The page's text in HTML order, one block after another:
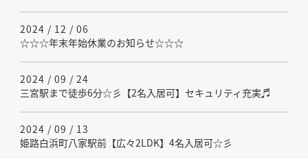
2024 / 12 / 06
☆☆☆年末年始休業のお知らせ☆☆☆
2024 / 09 / 24
三宮駅まで徒歩6分☆彡【2名入居可】セキュリティ充実♬
2024 / 09 / 13
姫路白浜町八家駅前【広々2LDK】4名入居可☆彡